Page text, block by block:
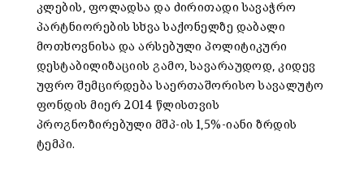
კლების, ფოლადსა და ძირითადი სავაჭრო
პარტნიორების სხვა საქონელზე დაბალი
მოთხოვნისა და არსებული პოლიტიკური
დესტაბილიზაციის გამო, სავარაუდოდ, კიდევ
უფრო შემცირდება საერთაშორისო სავალუტო
ფონდის მიერ 2014 წლისთვის
პროგნოზირებული მშპ-ის 1,5%-იანი ზრდის
ტემპი.